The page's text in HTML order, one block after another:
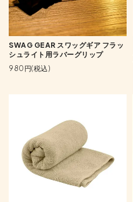
SWAG GEAR スワッグギア フラッ
シュライト用ラバーグリップ
980円(税込)